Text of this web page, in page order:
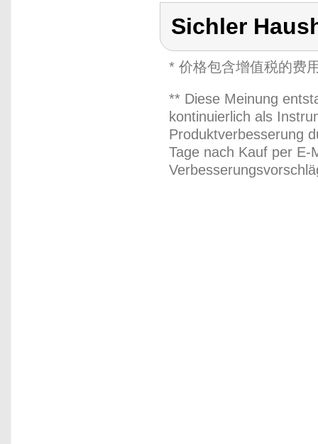
Sichler
* 价格包含增值税的费
** Diese Meinung
kontinuierlich als
Produktverbesserung
Tage nach Kauf per E-